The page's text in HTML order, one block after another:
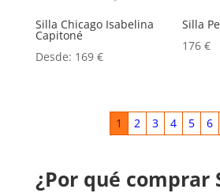
Silla Chicago Isabelina
Capitoné
Desde: 169 €
Silla
176€
1 2 3 4 5 6
¿Por qué comprar